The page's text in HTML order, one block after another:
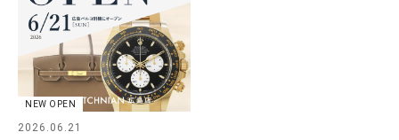
NEW OPEN
2026.06.21